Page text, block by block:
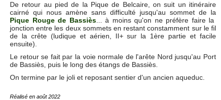
De retour au pied de la Pique de Belcaire, on suit un itinéraire
cairné qui nous amène sans difficulté jusqu'au sommet de la
Pique Rouge de Bassiès... à moins qu'on ne préfère faire la
jonction entre les deux sommets en restant constamment sur le fil
de la crête (ludique et aérien, II+ sur la 1ère partie et facile
ensuite).
Le retour se fait par la voie normale de l'arête Nord jusqu'au Port
de Bassiès, puis le long des étangs de Bassiès.
On termine par le joli et reposant sentier d'un ancien aqueduc.
Réalisé en août 2022